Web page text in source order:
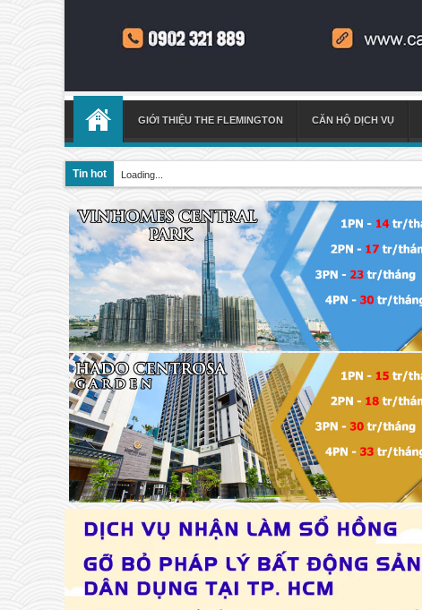
GIỚI THIỆU THE FLEMINGTON CĂN HỘ DỊCH VỤ
Tin hot Loading...